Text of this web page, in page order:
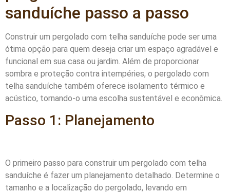
sanduíche passo a passo
Construir um pergolado com telha sanduíche pode ser uma
ótima opção para quem deseja criar um espaço agradável e
funcional em sua casa ou jardim. Além de proporcionar
sombra e proteção contra intempéries, o pergolado com
telha sanduíche também oferece isolamento térmico e
acústico, tornando-o uma escolha sustentável e econômica.
Passo 1: Planejamento
O primeiro passo para construir um pergolado com telha
sanduíche é fazer um planejamento detalhado. Determine o
tamanho e a localização do pergolado, levando em